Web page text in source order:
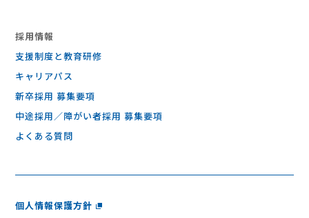
採⽤情報
支援制度と教育研修
キャリアパス
新卒採用 募集要項
中途採用／障がい者採用 募集要項
よくある質問
個人情報保護方針